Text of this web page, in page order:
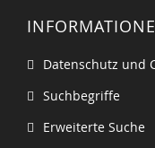
Datenschutz und
Suchbegriffe
Erweiterte Suche